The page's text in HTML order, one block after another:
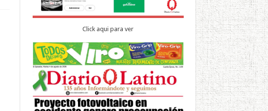
Click aqui para ver